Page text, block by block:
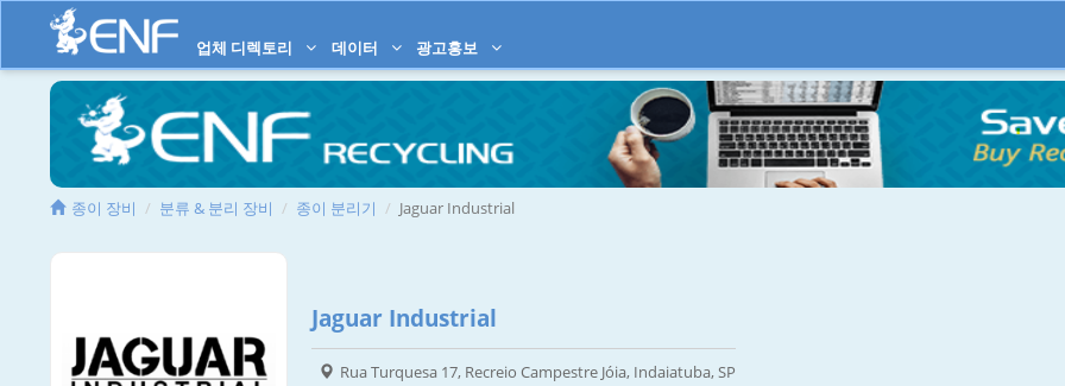
업체 디렉토리 데이터 광고홍보
종이 장비 분류 & 분리 장비 종이 분리기 Jaguar Industrial
Jaguar Industrial
Rua Turquesa 17, Recreio Campestre Jóia, Indaiatuba, SP